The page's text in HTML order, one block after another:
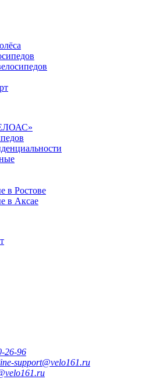
в Ростове
в Аксае
26-96
support@velo161.ru